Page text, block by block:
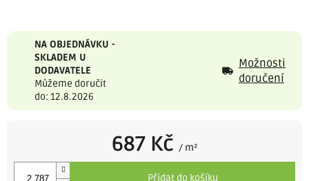
NA OBJEDNÁVKU -
SKLADEM U
DODAVATELE
Můžeme doručit
do: 12.8.2026
Možnosti
doručení
687 Kč / m²
Měrná
Přidat do košíku